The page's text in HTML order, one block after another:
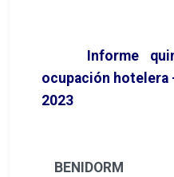
Informe
ocupación hotelera
2023
BENIDORM